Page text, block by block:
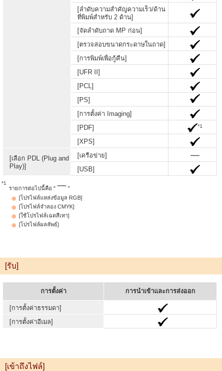
[ลำดับความสำคัญความเร็ว/ด้าน
ที่พิมพ์สำหรับ 2 ด้าน]
[จัดลำดับถาด MP ก่อน]
[ตรวจสอบขนาดกระดาษในถาด]
[การพิมพ์เพื่อกู้คืน]
[UFR II]
[PCL]
[PS]
[การตั้งค่า Imaging]
[PDF]
*1
[XPS]
[เลือก PDL (Plug and
Play)]
[เครือข่าย]
[USB]
*1
รายการต่อไปนี้คือ "
"
[โปรไฟล์แหล่งข้อมูล RGB]
[โปรไฟล์จำลอง CMYK]
[ใช้โปรไฟล์เฉดสีเทา]
[โปรไฟล์ผลลัพธ์]
[รับ]
การตั้งค่า การนำเข้าและการส่งออก
[การตั้งค่าธรรมดา]
[การตั้งค่าอีเมล]
[เข้าถึงไฟล์]